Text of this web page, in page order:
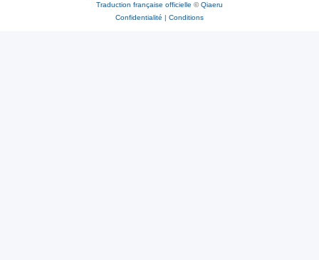
Traduction française officielle ©Qiaeru
Confidentialité | Conditions